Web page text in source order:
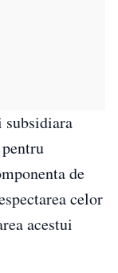
de
celor
acestui